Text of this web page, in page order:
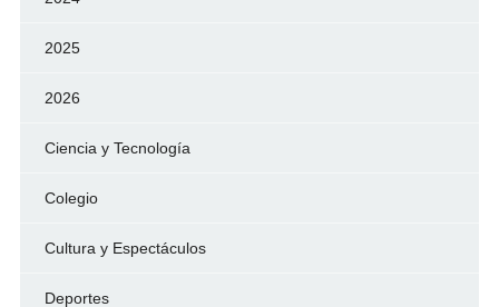
2025
2026
Ciencia y Tecnología
Colegio
Cultura y Espectáculos
Deportes